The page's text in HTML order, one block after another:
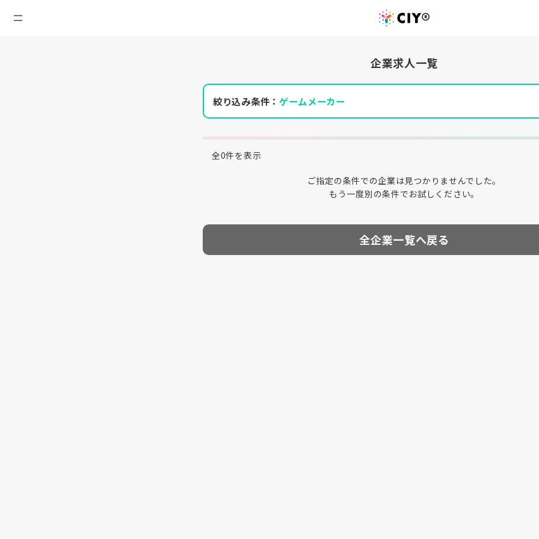
企業求人一覧
絞り込み条件： ゲームメーカー
全0件を表示
ご指定の条件での企業は見つかりませんでした。
もう一度別の条件でお試しください。
全企業一覧へ戻る